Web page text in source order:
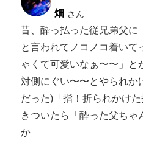
畑 さん
昔、酔っ払った従兄弟父に
と言われてノコノコ着いて
ゃくて可愛いなぁ〜〜」と
対側にぐい〜〜とやられか
だった)「指！折られかけ
きついたら「酔った父ち
か